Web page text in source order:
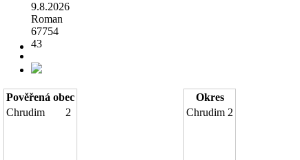
9.8.2026
Roman
67754
43
Pověřená obec
Chrudim
2
Okres
Chrudim 2